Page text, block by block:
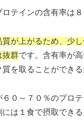
テインの含有率は８
質が上がるため、少
抜群です。含有率が
を取ることができる
０～７０％のプロ
には１食で摂取でき